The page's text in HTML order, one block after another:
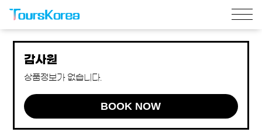
감사원
상품정보가 없습니다.
BOOK NOW